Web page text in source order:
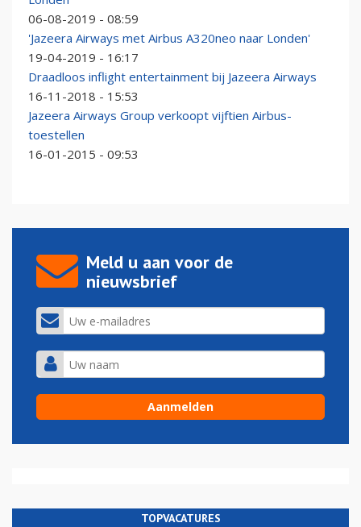
06-08-2019 - 08:59
'Jazeera Airways met Airbus A320neo naar Londen'
19-04-2019 - 16:17
Draadloos inflight entertainment bij Jazeera Airways
16-11-2018 - 15:53
Jazeera Airways Group verkoopt vijftien Airbus-
toestellen
16-01-2015 - 09:53
Meld u aan voor de
nieuwsbrief
TOPVACATURES